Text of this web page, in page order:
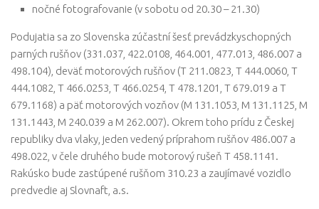
nočné fotografovanie (v sobotu od 20.30 – 21.30)
Podujatia sa zo Slovenska zúčastní šesť prevádzkyschopných
parných rušňov (331.037, 422.0108, 464.001, 477.013, 486.007 a
498.104), deväť motorových rušňov (T 211.0823, T 444.0060, T
444.1082, T 466.0253, T 466.0254, T 478.1201, T 679.019 a T
679.1168) a päť motorových vozňov (M 131.1053, M 131.1125, M
131.1443, M 240.039 a M 262.007). Okrem toho prídu z Českej
republiky dva vlaky, jeden vedený príprahom rušňov 486.007 a
498.022, v čele druhého bude motorový rušeň T 458.1141.
Rakúsko bude zastúpené rušňom 310.23 a zaujímavé vozidlo
predvedie aj Slovnaft, a.s.